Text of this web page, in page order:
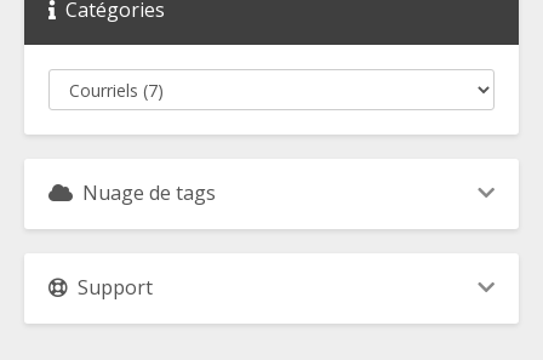
Catégories
Nuage de tags
Support